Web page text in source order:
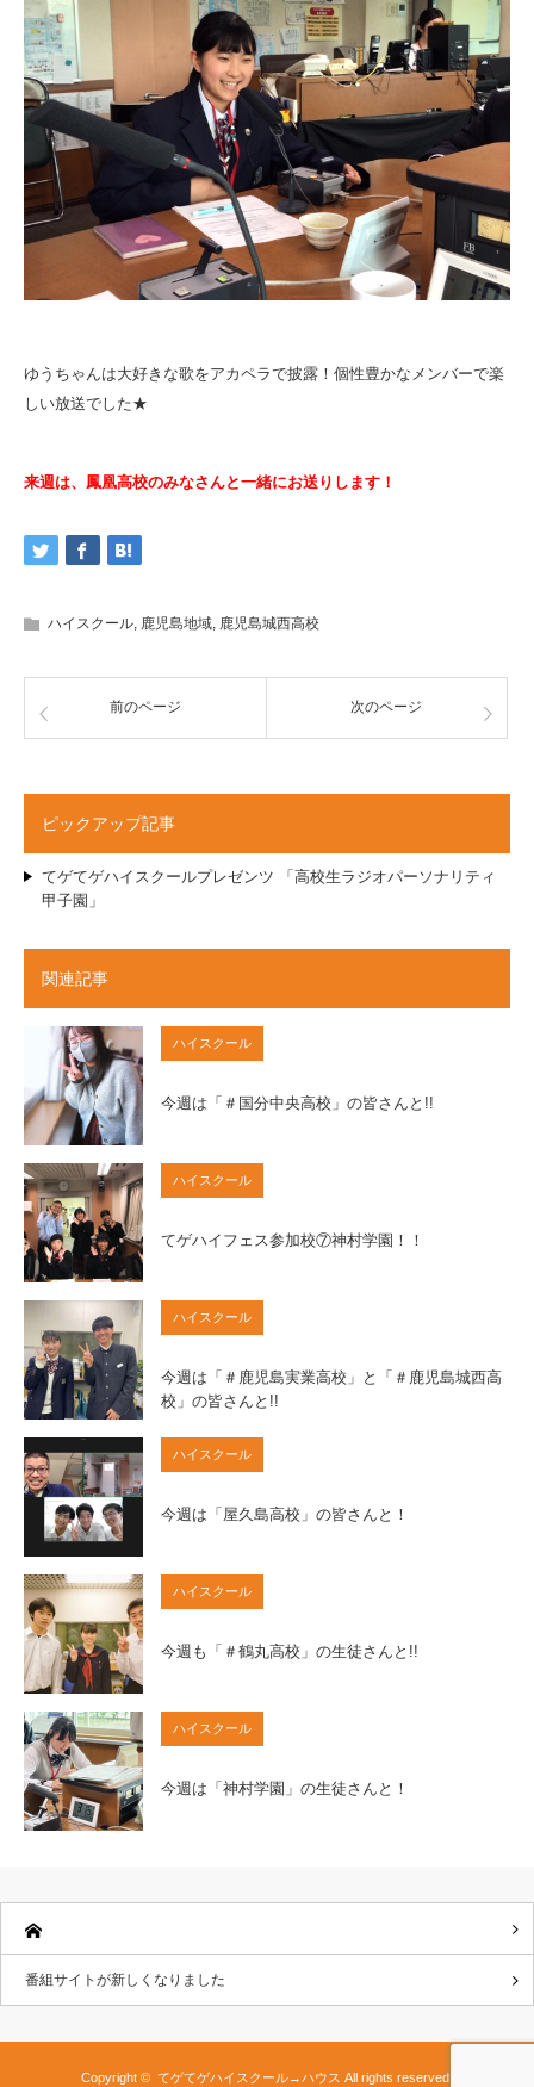
ゆうちゃんは大好きな歌をアカペラで披露！ 個性豊かなメンバーで楽
しい放送でした★
来週は、鳳凰高校のみなさんと一緒にお送りします！
ハイスクール, 鹿児島地域, 鹿児島城西高校
前のページ 次のページ
ピックアップ記事
てゲてゲハイスクールプレゼンツ 「高校生ラジオパーソナリティ
甲子園」
関連記事
ハイスクール
今週は「＃国分中央高校」の皆さんと!!
ハイスクール
てゲハイフェス参加校⑦神村学園！！
ハイスクール
今週は「＃鹿児島実業高校」と「＃鹿児島城西高
校」の皆さんと!!
ハイスクール
今週は「屋久島高校」の皆さんと！
ハイスクール
今週も「＃鶴丸高校」の生徒さんと!!
ハイスクール
今週は「神村学園」の生徒さんと！
番組サイトが新しくなりました
Copyright © てゲてゲハイスクール→ハウス All rights reserved.